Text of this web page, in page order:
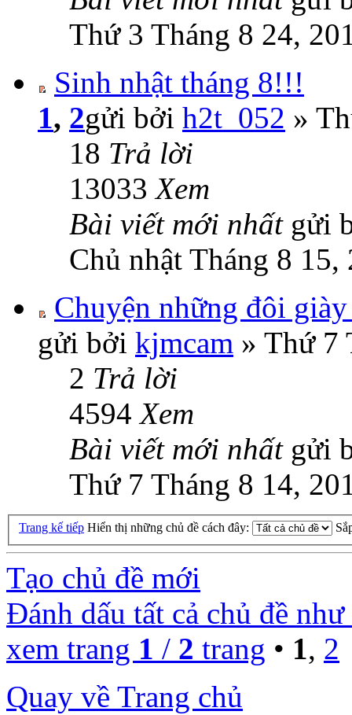
Thứ 3 Tháng 8 24,
Sinh nhật tháng 8!!!
1, 2gửi bởi h2t_052 »
18 Trả lời
13033Xem
Bài viết mới nhất gửi
Chủ nhật Tháng 8 15,
Chuyện những đôi
gửi bởi kjmcam » Thứ 7
2 Trả lời
4594Xem
Bài viết mới nhất gửi
Thứ 7 Tháng 8 14,
Trang kế tiếp Hiển thị những chủ đề cách đây:
Tạo chủ đề mới
Đánh dấu tất cả chủ đề
xem trang 1 / 2 trang • 1, 2
Quay về Trang chủ